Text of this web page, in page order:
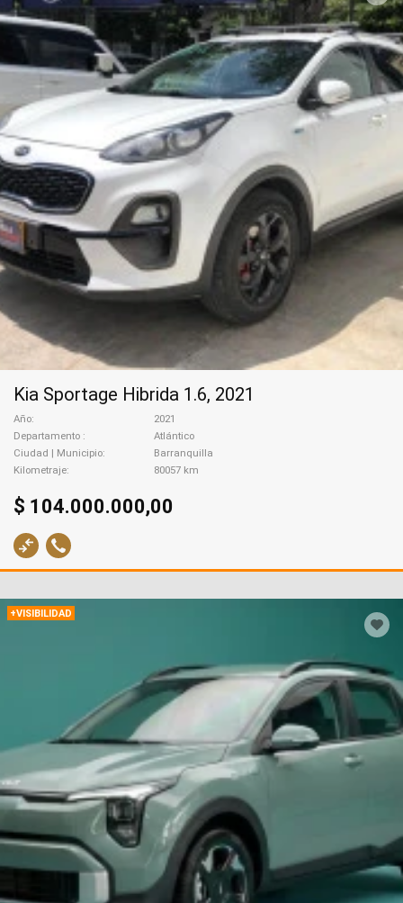
Kia Sportage Hibrida 1.6, 2021
Año
2021
Departamento
Atlántico
Ciudad | Municipio
Barranquilla
Kilometraje
80057 km
$ 104.000.000,00
+VISIBILIDAD